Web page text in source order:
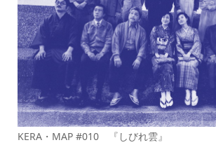
KERA・MAP #010 『しびれ雲』